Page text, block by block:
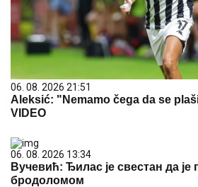
06. 08. 2026 21:51
Aleksić: "Nemamo čega da se
VIDEO
06. 08. 2026 13:34
Вучевић: Ђилас је свестан да
бродоломом